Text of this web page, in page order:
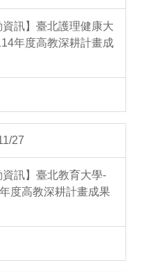
資訊】臺北護理健康大
年度高教深耕計畫成
27
資訊】臺北教育大學-
年度高教深耕計畫成果